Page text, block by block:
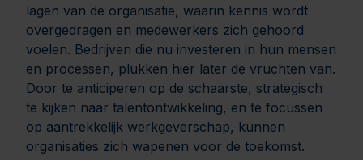
lagen van de organisatie, waarin kennis wordt
overgedragen en medewerkers zich gehoord
voelen. Bedrijven die nu investeren in hun mensen
en processen, plukken hier later de vruchten van.
Door te anticiperen op de schaarste, strategisch
te kijken naar talentontwikkeling, en te focussen
op aantrekkelijk werkgeverschap, kunnen
organisaties zich wapenen voor de toekomst.